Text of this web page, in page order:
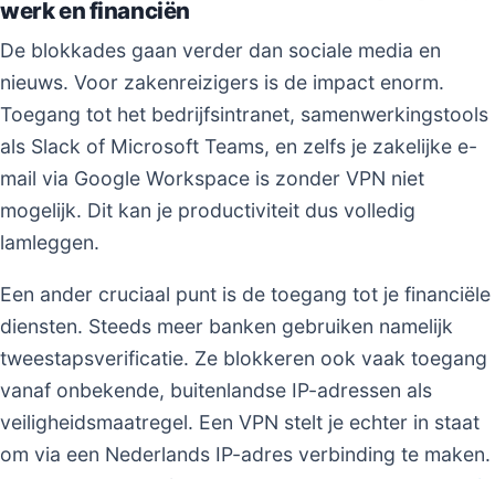
werk en financiën
De blokkades gaan verder dan sociale media en
nieuws. Voor zakenreizigers is de impact enorm.
Toegang tot het bedrijfsintranet, samenwerkingstools
als Slack of Microsoft Teams, en zelfs je zakelijke e-
mail via Google Workspace is zonder VPN niet
mogelijk. Dit kan je productiviteit dus volledig
lamleggen.
Een ander cruciaal punt is de toegang tot je financiële
diensten. Steeds meer banken gebruiken namelijk
tweestapsverificatie. Ze blokkeren ook vaak toegang
vanaf onbekende, buitenlandse IP-adressen als
veiligheidsmaatregel. Een VPN stelt je echter in staat
om via een Nederlands IP-adres verbinding te maken.